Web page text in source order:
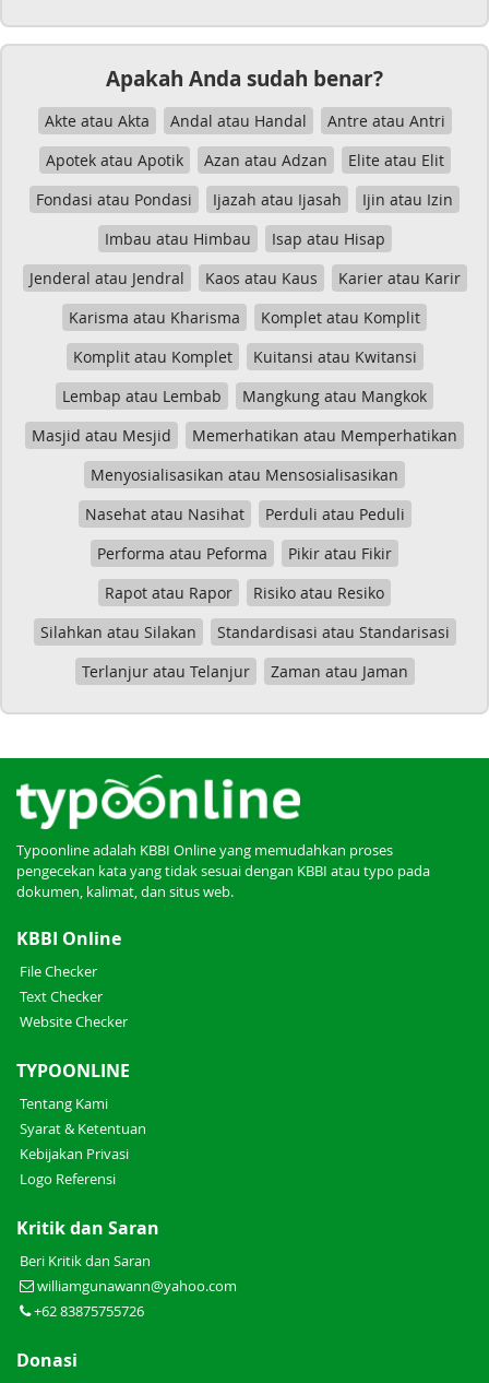
Apakah Anda sudah benar?
Akte atau Akta Andal atau Handal
Antre atau Antri
Apotek atau Apotik
Azan atau Adzan
Elite atau Elit
Fondasi atau Pondasi
Ijazah atau Ijasah
Ijin atau Izin
Imbau atau Himbau
Isap atau Hisap
Jenderal atau Jendral
Kaos atau Kaus
Karier atau Karir
Karisma atau Kharisma
Komplet atau Komplit
Komplit atau Komplet
Kuitansi atau Kwitansi
Lembap atau Lembab
Mangkung atau Mangkok
Masjid atau Mesjid
Memerhatikan atau Memperhatikan
Menyosialisasikan atau Mensosialisasikan
Nasehat atau Nasihat
Perduli atau Peduli
Performa atau Peforma
Pikir atau Fikir
Rapot atau Rapor
Risiko atau Resiko
Silahkan atau Silakan
Standardisasi atau Standarisasi
Terlanjur atau Telanjur
Zaman atau Jaman
Typoonline adalah KBBI Online yang memudahkan proses
pengecekan kata yang tidak sesuai dengan KBBI atau typo pada
dokumen, kalimat, dan situs web.
KBBI Online
File Checker
Text Checker
Website Checker
TYPOONLINE
Tentang Kami
Syarat & Ketentuan
Kebijakan Privasi
Logo Referensi
Kritik dan Saran
Beri Kritik dan Saran
williamgunawann@yahoo.com
+62 83875755726
Donasi